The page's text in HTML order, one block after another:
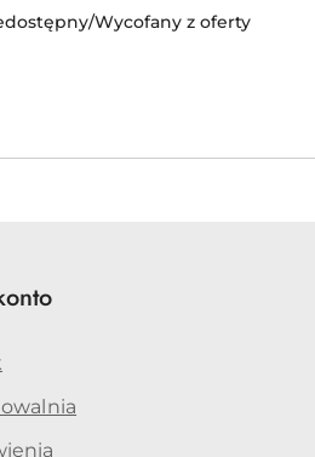
Wycofany z oferty